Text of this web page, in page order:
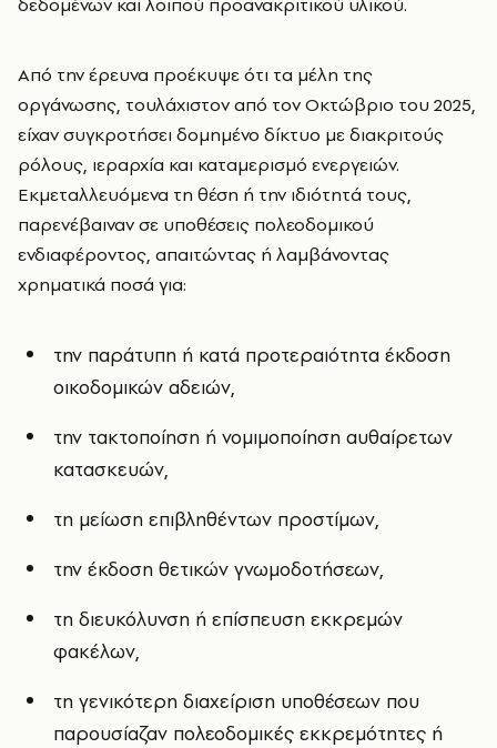
Από την έρευνα προέκυψε ότι τα μέλη της
οργάνωσης, τουλάχιστον από τον Οκτώβριο του 2025,
είχαν συγκροτήσει δομημένο δίκτυο με διακριτούς
ρόλους, ιεραρχία και καταμερισμό ενεργειών.
Εκμεταλλευόμενα τη θέση ή την ιδιότητά τους,
παρενέβαιναν σε υποθέσεις πολεοδομικού
ενδιαφέροντος, απαιτώντας ή λαμβάνοντας
χρηματικά ποσά για:
την παράτυπη ή κατά προτεραιότητα έκδοση
οικοδομικών αδειών,
την τακτοποίηση ή νομιμοποίηση αυθαίρετων
κατασκευών,
τη μείωση επιβληθέντων προστίμων,
την έκδοση θετικών γνωμοδοτήσεων,
τη διευκόλυνση ή επίσπευση εκκρεμών
φακέλων,
τη γενικότερη διαχείριση υποθέσεων που
παρουσίαζαν πολεοδομικές εκκρεμότητες ή